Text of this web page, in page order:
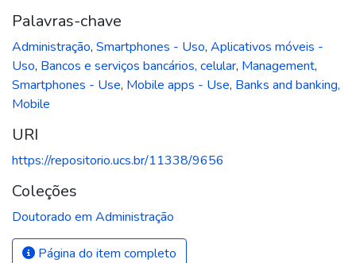
Palavras-chave
Administração, Smartphones - Uso, Aplicativos móveis -
Uso, Bancos e serviços bancários, celular, Management,
Smartphones - Use, Mobile apps - Use, Banks and banking,
Mobile
URI
https://repositorio.ucs.br/11338/9656
Coleções
Doutorado em Administração
Página do item completo